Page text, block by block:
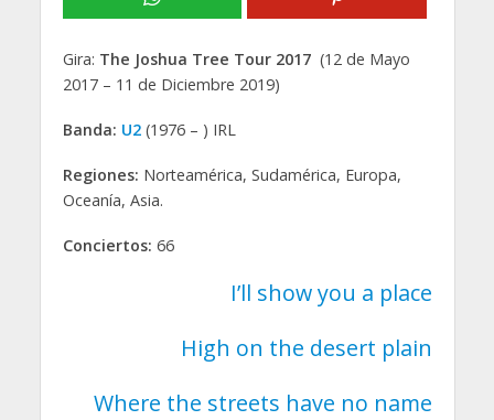
Gira: The Joshua Tree Tour 2017(12 de Mayo
2017 – 11 de Diciembre 2019)
Banda: U2(1976 – ) IRL
Regiones: Norteamérica, Sudamérica, Europa,
Oceanía, Asia.
Conciertos: 66
I’ll show you a place
High on the desert plain
Where the streets have no name